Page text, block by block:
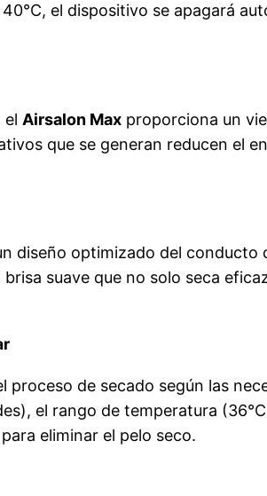
el dispositivo se apagará
el Airsalon Max proporciona un
que se generan reducen el
diseño optimizado del
suave que no solo seca
proceso de secado según las
el rango de temperatura
eliminar el pelo seco.